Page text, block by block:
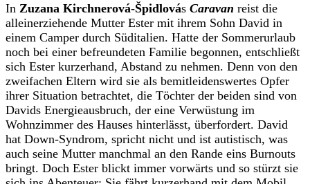
In Zuzana Kirchnerová-Špidlovás Caravan reist die
alleinerziehende Mutter Ester mit ihrem Sohn David in
einem Camper durch Süditalien. Hatte der Sommerurlaub
noch bei einer befreundeten Familie begonnen, entschließt
sich Ester kurzerhand, Abstand zu nehmen. Denn von den
zweifachen Eltern wird sie als bemitleidenswertes Opfer
ihrer Situation betrachtet, die Töchter der beiden sind von
Davids Energieausbruch, der eine Verwüstung im
Wohnzimmer des Hauses hinterlässt, überfordert. David
hat Down-Syndrom, spricht nicht und ist autistisch, was
auch seine Mutter manchmal an den Rande eins Burnouts
bringt. Doch Ester blickt immer vorwärts und so stürzt sie